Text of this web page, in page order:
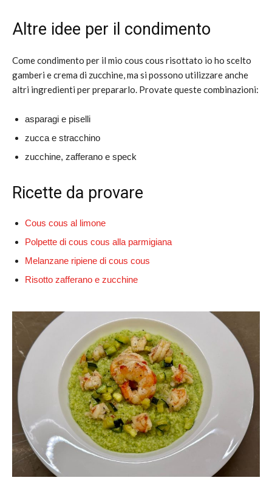
Altre idee per il condimento
Come condimento per il mio cous cous risottato io ho scelto
gamberi e crema di zucchine, ma si possono utilizzare anche
altri ingredienti per prepararlo. Provate queste combinazioni:
asparagi e piselli
zucca e stracchino
zucchine, zafferano e speck
Ricette da provare
Cous cous al limone
Polpette di cous cous alla parmigiana
Melanzane ripiene di cous cous
Risotto zafferano e zucchine